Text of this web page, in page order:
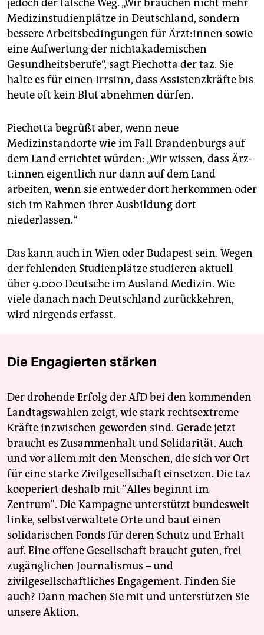
jedoch der falsche Weg. „Wir brauchen nicht mehr
Medizinstudienplätze in Deutschland, sondern
bessere Arbeitsbedingungen für Ärz­t:in­nen sowie
eine Aufwertung der nichtakademischen
Gesundheitsberufe“, sagt Pie­chotta der taz. Sie
halte es für einen Irrsinn, dass Assistenzkräfte bis
heute oft kein Blut abnehmen dürfen.
Piechotta begrüßt aber, wenn neue
Medizinstandorte wie im Fall Brandenburgs auf
dem Land errichtet würden: „Wir wissen, dass Ärz­
t:in­nen eigentlich nur dann auf dem Land
arbeiten, wenn sie entweder dort herkommen oder
sich im Rahmen ihrer Ausbildung dort
niederlassen.“
Das kann auch in Wien oder Budapest sein. Wegen
der fehlenden Studienplätze studieren aktuell
über 9.000 Deutsche im Ausland Medizin. Wie
viele danach nach Deutschland zurückkehren,
wird nirgends erfasst.
Die Engagierten stärken
Der drohende Erfolg der AfD bei den kommenden
Landtagswahlen zeigt, wie stark rechtsextreme
Kräfte inzwischen geworden sind. Gerade jetzt
braucht es Zusammenhalt und Solidarität. Auch
und vor allem mit den Menschen, die sich vor Ort
für eine starke Zivilgesellschaft einsetzen. Die taz
kooperiert deshalb mit "Alles beginnt im
Zentrum". Die Kampagne unterstützt bundesweit
linke, selbstverwaltete Orte und baut einen
solidarischen Fonds für deren Schutz und Erhalt
auf. Eine offene Gesellschaft braucht guten, frei
zugänglichen Journalismus – und
zivilgesellschaftliches Engagement. Finden Sie
auch? Dann machen Sie mit und unterstützen Sie
unsere Aktion.